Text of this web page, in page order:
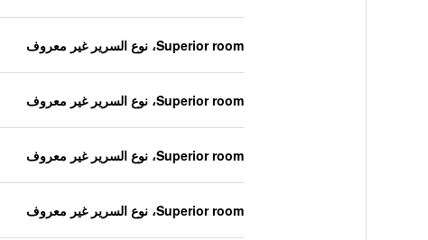
Superior room، نوع السرير غير معروف
Superior room، نوع السرير غير معروف
Superior room، نوع السرير غير معروف
Superior room، نوع السرير غير معروف